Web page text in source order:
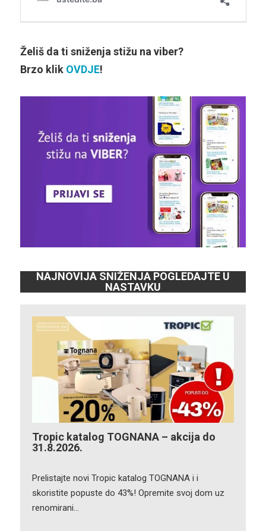
Želiš da ti sniženja stižu na viber?
Brzo klik OVDJE!
NAJNOVIJA SNIŽENJA POGLEDAJTE U
NASTAVKU
Tropic katalog TOGNANA – akcija do
31.8.2026.
Prelistajte novi Tropic katalog TOGNANA i i
skoristite popuste do 43%! Opremite svoj dom uz
renomirani…